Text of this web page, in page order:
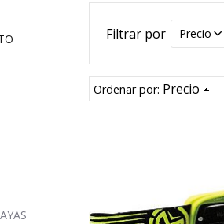
Filtrar por Precio
Ordenar por: Precio